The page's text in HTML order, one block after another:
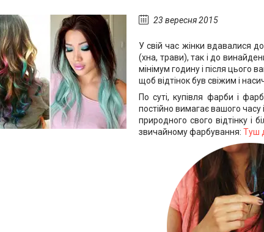
23 вересня 2015
У свій час жінки вдавалися
(хна, трави), так і до
мінімум годину і після цього
щоб відтінок був свіжим і
По суті, купівля фарби і
постійно вимагає вашого
природного свого відтінку
звичайному фарбування: Туш